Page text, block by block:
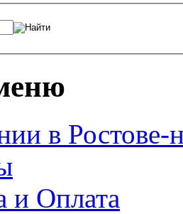
в Ростове-
и Оплата